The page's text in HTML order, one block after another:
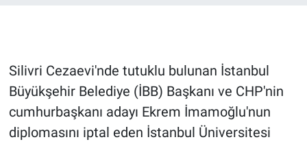
Silivri Cezaevi'nde tutuklu bulunan İstanbul
Büyükşehir Belediye (İBB) Başkanı ve CHP'nin
cumhurbaşkanı adayı Ekrem İmamoğlu'nun
diplomasını iptal eden İstanbul Üniversitesi
Gündem Özel
Günün görüntüsü
Haber